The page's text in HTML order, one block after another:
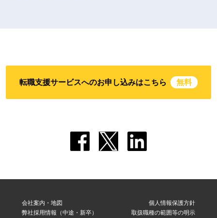
転職支援サービスへのお申し込みはこちら 無料
会社案内・地図
弊社採用情報（中途・新卒）
個人情報保護方針
取扱職種の範囲等の明示